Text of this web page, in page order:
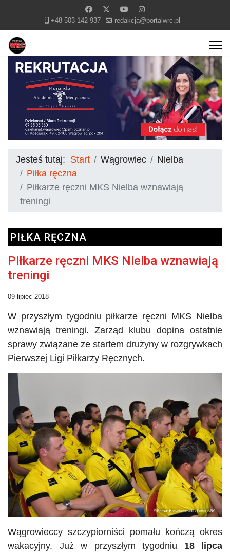
+48 503 142 937 redakcja@portalwrc.pl
Jesteś tutaj: Start Wągrowiec
Nielba
Piłka ręczna
Piłkarze ręczni MKS Nielba wznawiają
treningi
PIŁKA RĘCZNA
Piłkarze ręczni MKS Nielba wznawiają
treningi
09 lipiec 2018
W przyszłym tygodniu piłkarze ręczni MKS Nielba
wznawiają treningi. Zarząd klubu dopina ostatnie
sprawy związane ze startem drużyny w rozgrywkach
Pierwszej Ligi Piłkarzy Ręcznych.
Wągrowieccy szczypiorniści pomału kończą okres
wakacyjny. Już w przyszłym tygodniu 18 lipca